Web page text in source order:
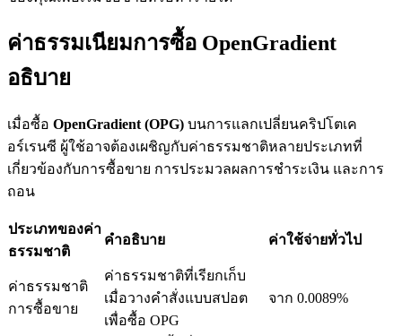
บริการยืมเงินที่ได้รับการสนับสนุนจาก Crypto
ลงทุนอัตโนมัติ
ค่าธรรมเนียมการซื้อ OpenGradient
อธิบาย
เมื่อซื้อ OpenGradient (OPG) บนการแลกเปลี่ยนคริปโตเค
อร์เรนซี ผู้ใช้อาจต้องเผชิญกับค่าธรรมชาติหลายประเภทที่
เกี่ยวข้องกับการซื้อขาย การประมวลผลการชำระเงิน และการ
ถอน
ประเภทของค่า
ธรรมชาติ
คำอธิบาย ค่าใช้จ่ายทั่วไป
ค่าธรรมชาติ
การซื้อขาย
ค่าธรรมชาติที่เรียกเก็บ
เมื่อวางคำสั่งแบบสปอต
เพื่อซื้อ OPG
จาก 0.0089%